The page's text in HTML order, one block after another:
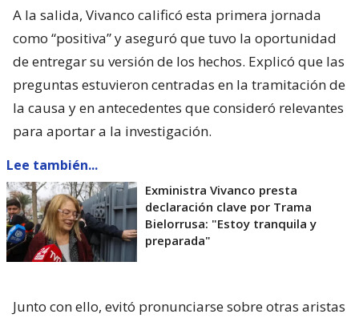
A la salida, Vivanco calificó esta primera jornada
como “positiva” y aseguró que tuvo la oportunidad
de entregar su versión de los hechos. Explicó que las
preguntas estuvieron centradas en la tramitación de
la causa y en antecedentes que consideró relevantes
para aportar a la investigación.
Lee también...
Exministra Vivanco presta
declaración clave por Trama
Bielorrusa: "Estoy tranquila y
preparada"
Junto con ello, evitó pronunciarse sobre otras aristas